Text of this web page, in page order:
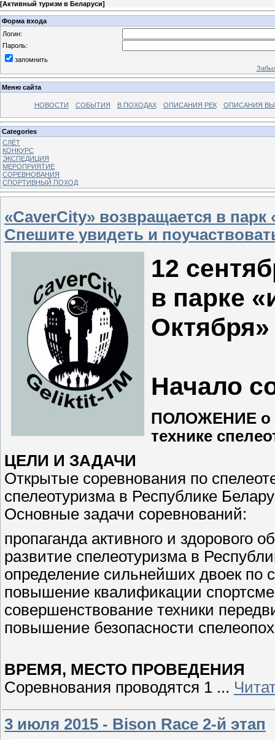
[Активный туризм в Беларуси]
Форма входа
Логин:
Пароль:
запомнить
Меню сайта
НОВОСТИ СОБЫТИЯ В ПОХОДАХ ОПИСАНИЯ РЕК ОПИСАНИЯ
Categories
СЛЁТ
КОНКУРС
ЭКСПЕДИЦИЯ
МЕРОПРИЯТИЕ
СОРЕВНОВАНИЯ
СПОРТИВНЫЙ ПОХОД
«CaverCity» возвращается в
Спешите увидеть и
12
в парке
Начало
ПОЛОЖЕНИЕ о
технике
ЦЕЛИ И ЗАДАЧИ
Открытые соревнования по
спелеотуризма в Республике
Основные задачи соревнований:
пропаганда активного и здорового
развитие спелеотуризма в
определение сильнейших двоек по
повышение квалификации
совершенствование техники
повышение безопасности
ВРЕМЯ, МЕСТО ПРОВЕДЕНИЯ
Соревнования проводятся 1 ...
3 июля 2015 - Bison Race 2-й этап